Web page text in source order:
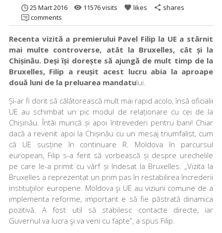
25 Mart 2016 remove_red_eye 11576 visits favorite likes share shares
comments
Recenta vizită a premierului Pavel Filip la UE a stârnit
mai multe controverse, atât la Bruxelles, cât și la
Chișinău. Deși își dorește să ajungă de mult timp de la
Bruxelles, Filip a reușit acest lucru abia la aproape
două luni de la preluarea mandatului.
Și­-ar fi dorit să călătorească mult mai rapid acolo, însă oficialii
UE au schimbat un pic modul de relaționare cu cei de la
Chișinău. Întâi muncă și apoi întrevederi pentru bani! Chiar
dacă a revenit apoi la Chișinău cu un mesaj triumfalist, cum
că UE susține în continuare R. Moldova în parcursul
european, Filip s­-a ferit să vorbească și despre urechelile
pe care le­-a primit cu vârf și îndesat la Bruxelles. „Vizita la
Bruxelles a reprezentat un prim pas în restabilirea încrederii
instituţiilor europene. Moldova şi UE au viziuni comune de a
implementa reforme, important e să fie păstrată dinamica
pozitivă. A fost util să stabilesc contacte directe, iar
Guvernul va lucra şi va veni cu fapte”, a spus Filip.